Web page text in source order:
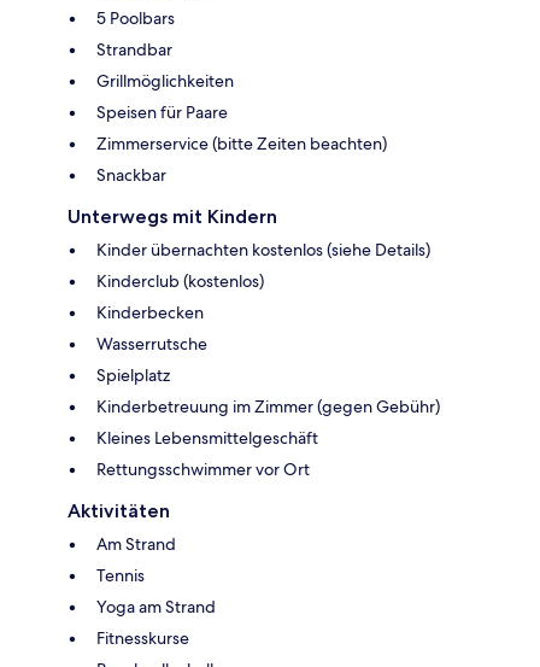
5 Poolbars
Strandbar
Grillmöglichkeiten
Speisen für Paare
Zimmerservice (bitte Zeiten beachten)
Snackbar
Unterwegs mit Kindern
Kinder übernachten kostenlos (siehe Details)
Kinderclub (kostenlos)
Kinderbecken
Wasserrutsche
Spielplatz
Kinderbetreuung im Zimmer (gegen Gebühr)
Kleines Lebensmittelgeschäft
Rettungsschwimmer vor Ort
Aktivitäten
Am Strand
Tennis
Yoga am Strand
Fitnesskurse